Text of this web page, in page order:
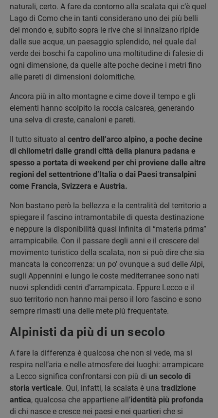
naturali, certo. A fare da contorno alla scalata qui c’è quel
Lago di Como che in tanti considerano uno dei più belli
del mondo e, subito sopra le rive che si innalzano ripide
dalle sue acque, un paesaggio splendido, nel quale dal
verde dei boschi fa capolino una moltitudine di falesie di
ogni dimensione, da quelle alte poche decine i metri fino
alle pareti di dimensioni dolomitiche.
Ancora più in alto montagne e cime dove il tempo e gli
elementi hanno scolpito la roccia calcarea, generando
una selva di creste, canaloni e pareti.
Il tutto situato al centro dell’arco alpino, a poche decine
di chilometri dalle grandi città della pianura padana e
spesso a portata di weekend per chi proviene dalle altre
regioni del settentrione d’Italia o dai Paesi transalpini
come Francia, Svizzera e Austria.
Non bastano però la bellezza e la centralità del territorio a
spiegare il fascino intramontabile di questa destinazione
e neppure la disponibilità quasi infinita di “materia prima”
arrampicabile. Con il passare degli anni e il crescere del
movimento turistico della scalata, non si può dire che sia
mancata la concorrenza: un po’ ovunque a sud delle Alpi,
sugli Appennini e lungo le coste mediterranee sono nati
nuovi splendidi centri d’arrampicata. Eppure Lecco e il
suo territorio non hanno mai perso il loro fascino e sono
sempre rimasti una delle mete più frequentate.
Alpinisti da più di un secolo
A fare la differenza è qualcosa che non si vede, ma si
respira nell’aria e nelle atmosfere dei luoghi: arrampicare
a Lecco significa confrontarsi con più di un secolo di
storia verticale. Qui, infatti, la scalata è una tradizione
antica, qualcosa che appartiene all’identità più profonda
di chi nasce e cresce nei paesi e nei quartieri che si